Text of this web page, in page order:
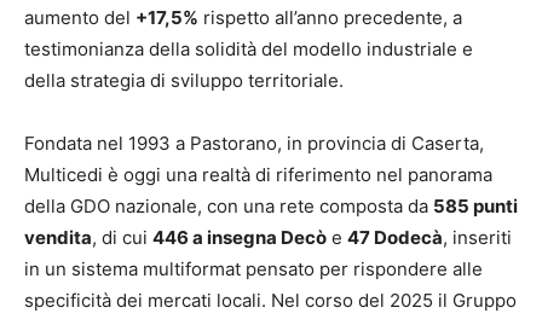
aumento del +17,5% rispetto all’anno precedente, a
testimonianza della solidità del modello industriale e
della strategia di sviluppo territoriale.
Fondata nel 1993 a Pastorano, in provincia di Caserta,
Multicedi è oggi una realtà di riferimento nel panorama
della GDO nazionale, con una rete composta da 585 punti
vendita, di cui 446 a insegna Decò e 47 Dodecà, inseriti
in un sistema multiformat pensato per rispondere alle
specificità dei mercati locali. Nel corso del 2025 il Gruppo